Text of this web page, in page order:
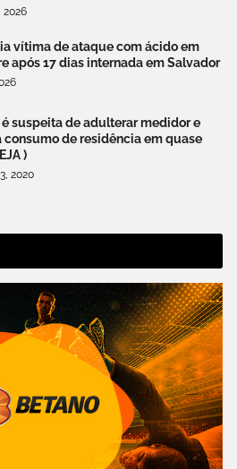
2026
vítima de ataque com ácido em
após 17 dias internada em Salvador
é suspeita de adulterar medidor e
consumo de residência em quase
)
2020